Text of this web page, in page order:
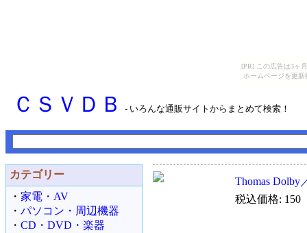
[PR] この広告は3ヶ
ホームページを更
ＣＳＶＤＢ - いろんな通販サイトからまとめて検索！
カテゴリー
・ 家電・AV
・ パソコン・周辺機器
・ CD・DVD・楽器
Thomas Dolby
税込価格: 150